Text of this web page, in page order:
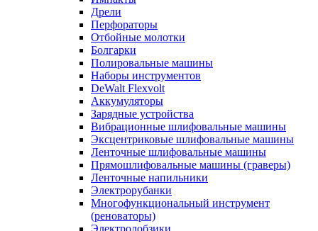
Дрели
Перфораторы
Отбойные молотки
Болгарки
Полировальные машины
Наборы инструментов
DeWalt Flexvolt
Аккумуляторы
Зарядные устройства
Вибрационные шлифовальные машины
Эксцентриковые шлифовальные машины
Ленточные шлифовальные машины
Прямошлифовальные машины (граверы)
Ленточные напильники
Электрорубанки
Многофункциональный инструмент
(реноваторы)
Электролобзики